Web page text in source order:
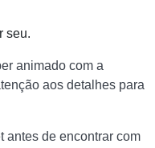
seu.
animado com a
aos detalhes para
antes de encontrar com